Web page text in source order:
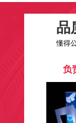
品
懂得
负